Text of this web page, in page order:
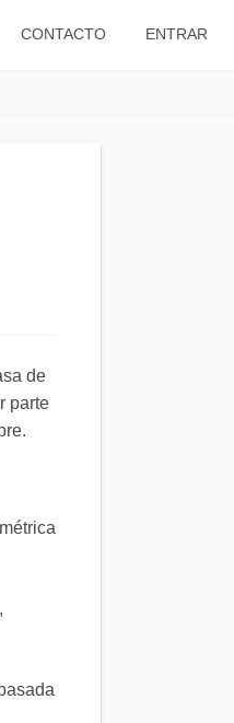
CONTACTO ENTRAR
de
parte